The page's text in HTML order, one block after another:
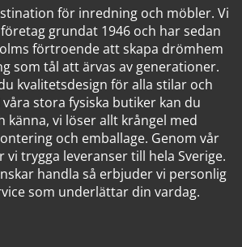
för inredning och möbler. Vi
grundat 1946 och har sedan
förtroende att skapa drömhem
som tål att ärvas av generationer.
kvalitetsdesign för alla stilar och
stora fysiska butiker kan du
känna, vi löser allt krångel med
och emballage. Genom vår
vi trygga leveranser till hela Sverige.
handla så erbjuder vi personlig
som underlättar din vardag.